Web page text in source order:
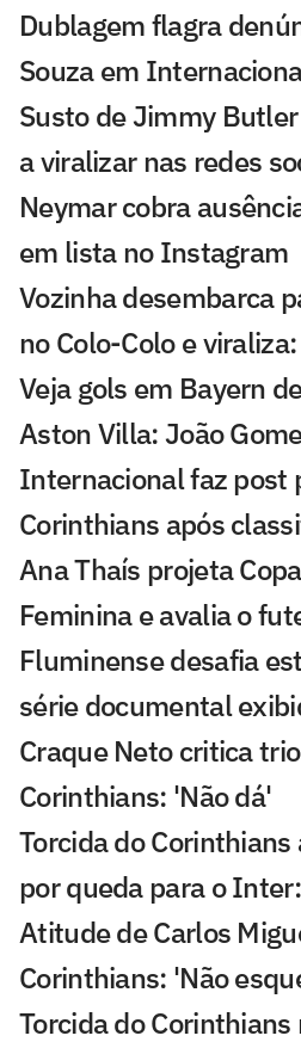
Dublagem flagra
Souza em
Susto de Jimmy
a viralizar nas redes
Neymar cobra
em lista no Instagram
Vozinha desembarca
no Colo-Colo e
Veja gols em Bayern
Aston Villa: João
Internacional faz post
Corinthians após
Ana Thaís projeta
Feminina e avalia o
Fluminense desafia
série documental
Craque Neto critica
Corinthians: 'Não dá'
Torcida do
por queda para o
Atitude de Carlos
Corinthians: 'Não
Torcida do